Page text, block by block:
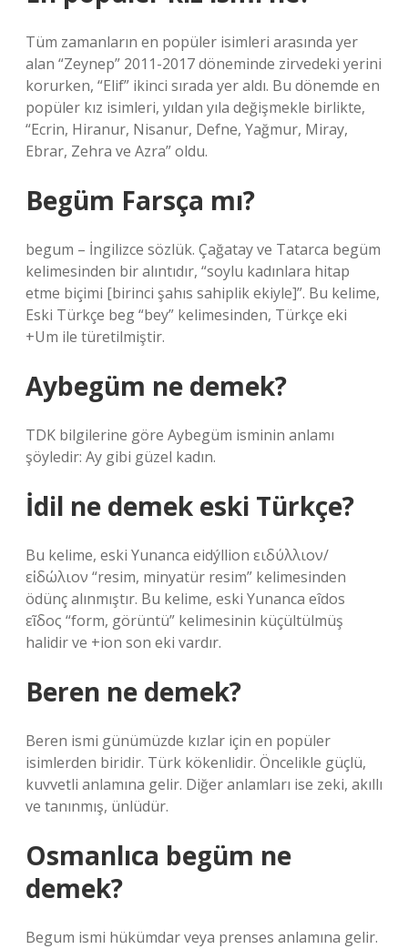
Tüm zamanların en popüler isimleri arasında yer
alan “Zeynep” 2011-2017 döneminde zirvedeki yerini
korurken, “Elif” ikinci sırada yer aldı. Bu dönemde en
popüler kız isimleri, yıldan yıla değişmekle birlikte,
“Ecrin, Hiranur, Nisanur, Defne, Yağmur, Miray,
Ebrar, Zehra ve Azra” oldu.
Begüm Farsça mı?
begum – İngilizce sözlük. Çağatay ve Tatarca begüm
kelimesinden bir alıntıdır, “soylu kadınlara hitap
etme biçimi [birinci şahıs sahiplik ekiyle]”. Bu kelime,
Eski Türkçe beg “bey” kelimesinden, Türkçe eki
+Um ile türetilmiştir.
Aybegüm ne demek?
TDK bilgilerine göre Aybegüm isminin anlamı
şöyledir: Ay gibi güzel kadın.
İdil ne demek eski Türkçe?
Bu kelime, eski Yunanca eidýllion ειδύλλιον/
εἰδώλιον “resim, minyatür resim” kelimesinden
ödünç alınmıştır. Bu kelime, eski Yunanca eîdos
εῖδος “form, görüntü” kelimesinin küçültülmüş
halidir ve +ion son eki vardır.
Beren ne demek?
Beren ismi günümüzde kızlar için en popüler
isimlerden biridir. Türk kökenlidir. Öncelikle güçlü,
kuvvetli anlamına gelir. Diğer anlamları ise zeki, akıllı
ve tanınmış, ünlüdür.
Osmanlıca begüm ne
demek?
Begum ismi hükümdar veya prenses anlamına gelir.